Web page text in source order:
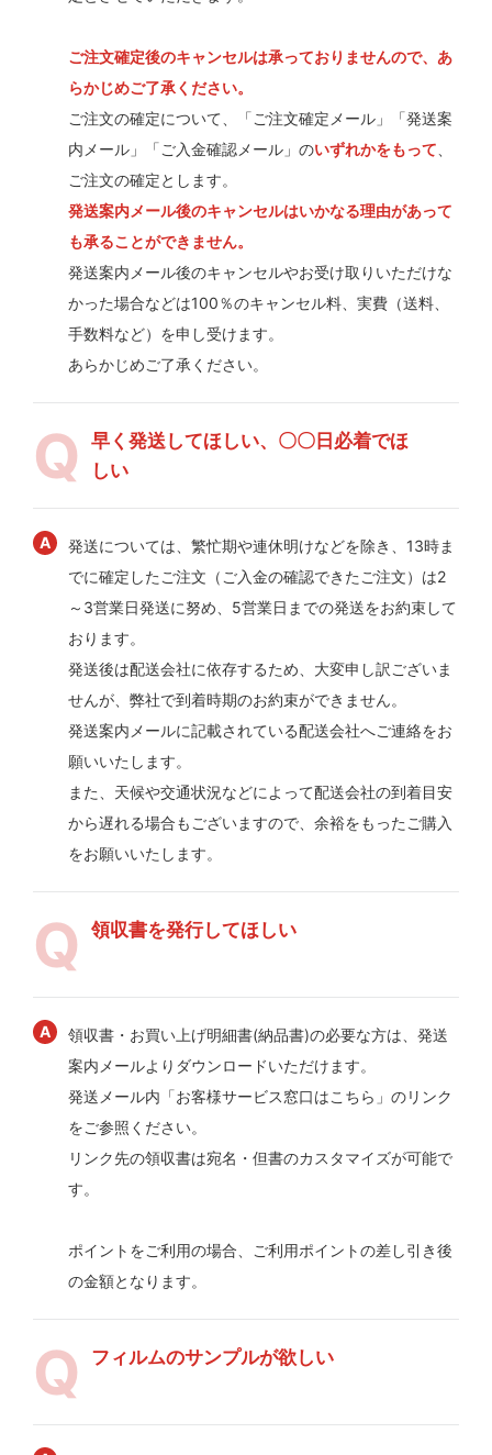
ご注文確定後のキャンセルは承っておりませんので、あ
らかじめご了承ください。
ご注文の確定について、「ご注文確定メール」「発送案
内メール」「ご入金確認メール」のいずれかをもって
ご注文の確定とします。
発送案内メール後のキャンセルはいかなる理由があって
も承ることができません。
発送案内メール後のキャンセルやお受け取りいただけな
かった場合などは100％のキャンセル料、実費（送料、
手数料など）を申し受けます。
あらかじめご了承ください。
早く発送してほしい、〇〇日必着でほ
しい
発送については、繁忙期や連休明けなどを除き、13時ま
でに確定したご注文（ご入金の確認できたご注文）は2
～3営業日発送に努め、5営業日までの発送をお約束して
おります。
発送後は配送会社に依存するため、大変申し訳ございま
せんが、弊社で到着時期のお約束ができません。
発送案内メールに記載されている配送会社へご連絡をお
願いいたします。
また、天候や交通状況などによって配送会社の到着目安
から遅れる場合もございますので、余裕をもったご購入
をお願いいたします。
領収書を発行してほしい
領収書・お買い上げ明細書(納品書)の必要な方は、発送
案内メールよりダウンロードいただけます。
発送メール内「お客様サービス窓口はこちら」のリンク
をご参照ください。
リンク先の領収書は宛名・但書のカスタマイズが可能で
す。
ポイントをご利用の場合、ご利用ポイントの差し引き後
の金額となります。
フィルムのサンプルが欲しい